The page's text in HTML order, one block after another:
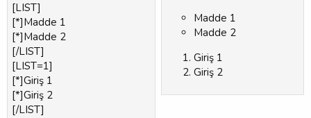
[LIST]
[*]Madde 1
[*]Madde 2
[/LIST]
[LIST=1]
[*]Giriş 1
[*]Giriş 2
[/LIST]
Madde 1
Madde 2
Giriş 1
Giriş 2